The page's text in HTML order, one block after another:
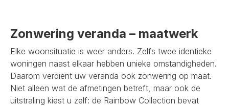
Zonwering veranda – maatwerk
Elke woonsituatie is weer anders. Zelfs twee identieke
woningen naast elkaar hebben unieke omstandigheden.
Daarom verdient uw veranda ook zonwering op maat.
Niet alleen wat de afmetingen betreft, maar ook de
uitstraling kiest u zelf: de Rainbow Collection bevat